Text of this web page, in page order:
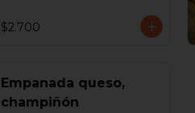
$2.700
Empanada queso,
champiñón